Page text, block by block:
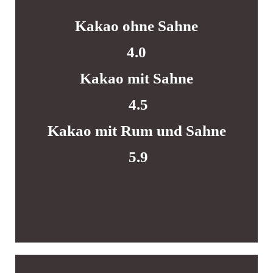
Kakao ohne Sahne
4.0
Kakao mit Sahne
4.5
Kakao mit Rum und Sahne
5.9